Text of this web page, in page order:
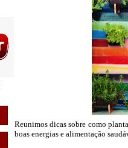
Reunimos dicas sobre como
boas energias e alimentação